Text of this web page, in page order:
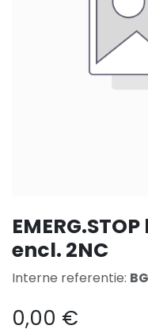
encl. 2NC
Interne referentie:
0,00 €